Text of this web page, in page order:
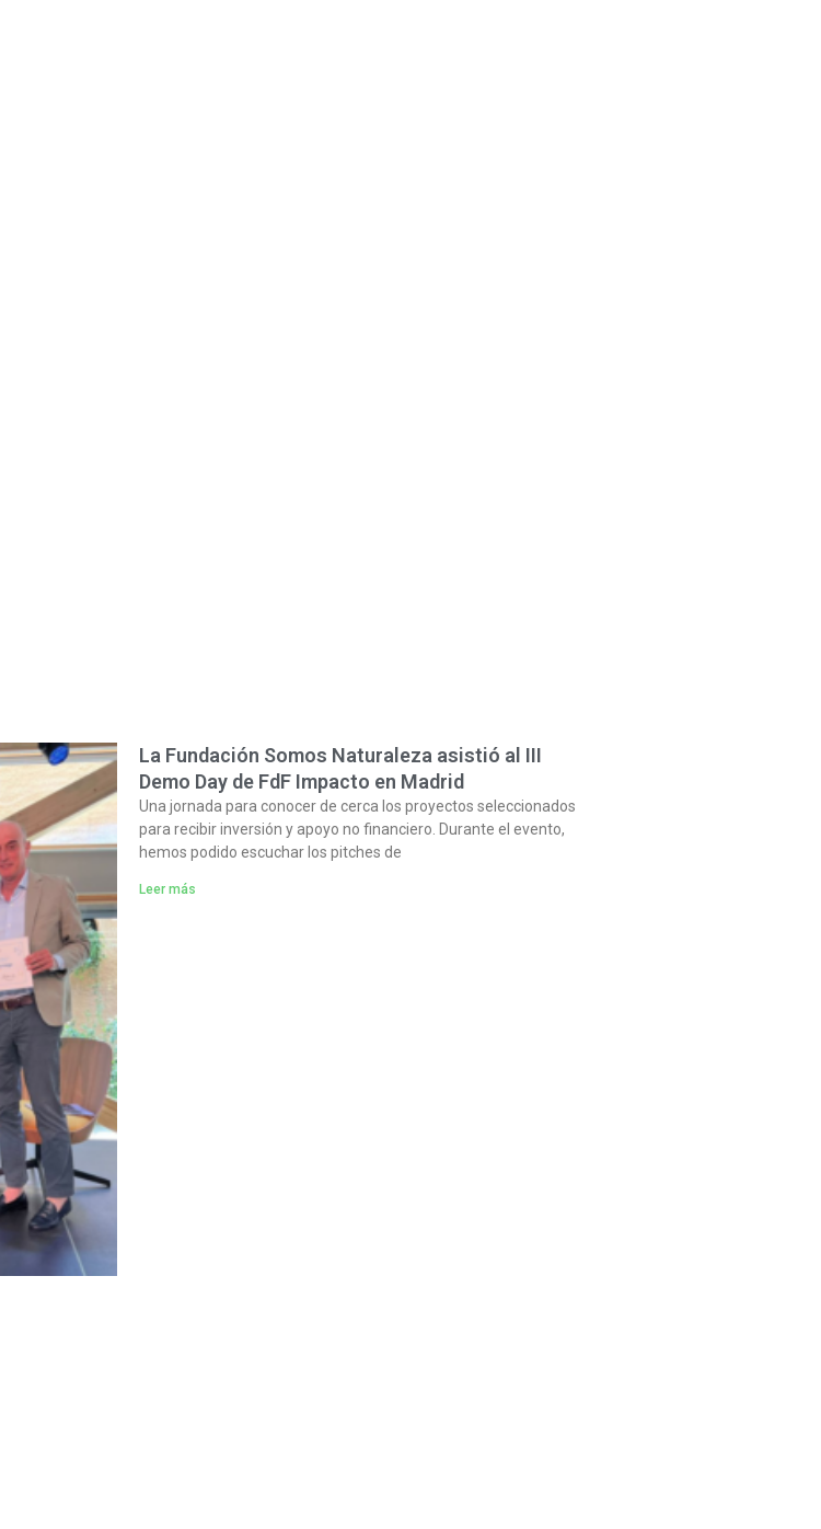
La Fundación Somos Naturaleza asistió al III
Demo Day de FdF Impacto en Madrid
Una jornada para conocer de cerca los proyectos seleccionados
para recibir inversión y apoyo no financiero. Durante el evento,
hemos podido escuchar los pitches de
Leer más